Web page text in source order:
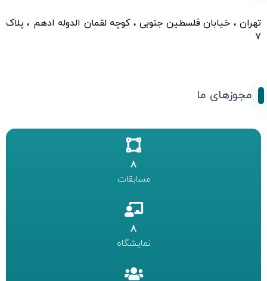
تهران ، خیابان فلسطین جنوبی ، کوچه لقمان الدوله ادهم ، پلاک
۷
مجوزهای ما
8
مسابقات
8
نمایشگاه